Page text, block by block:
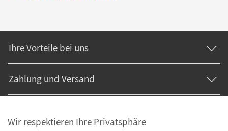
Ihre Vorteile bei uns
Zahlung und Versand
Wir respektieren Ihre Privatsphäre